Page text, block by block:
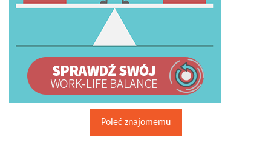
Poleć znajomemu